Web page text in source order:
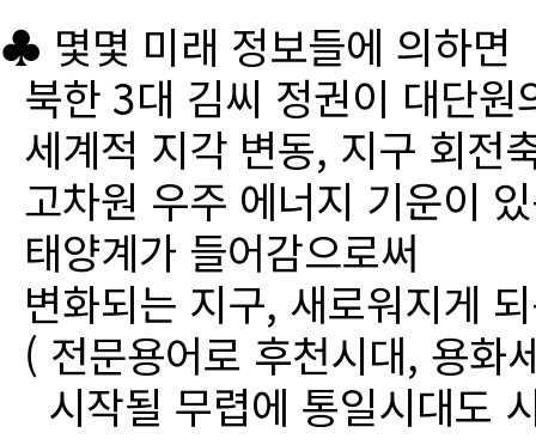
♣ 몇몇 미래 정보들에 의하면
북한 3대 김씨 정권이 대단
세계적 지각 변동, 지구 회전
고차원 우주 에너지 기운이
태양계가 들어감으로써
변화되는 지구, 새로워지게
( 전문용어로 후천시대, 용화
시작될 무렵에 통일시대도